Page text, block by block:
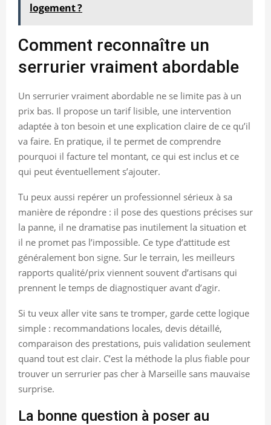
logement ?
Comment reconnaître un
serrurier vraiment abordable
Un serrurier vraiment abordable ne se limite pas à un
prix bas. Il propose un tarif lisible, une intervention
adaptée à ton besoin et une explication claire de ce qu’il
va faire. En pratique, il te permet de comprendre
pourquoi il facture tel montant, ce qui est inclus et ce
qui peut éventuellement s’ajouter.
Tu peux aussi repérer un professionnel sérieux à sa
manière de répondre : il pose des questions précises sur
la panne, il ne dramatise pas inutilement la situation et
il ne promet pas l’impossible. Ce type d’attitude est
généralement bon signe. Sur le terrain, les meilleurs
rapports qualité/prix viennent souvent d’artisans qui
prennent le temps de diagnostiquer avant d’agir.
Si tu veux aller vite sans te tromper, garde cette logique
simple : recommandations locales, devis détaillé,
comparaison des prestations, puis validation seulement
quand tout est clair. C’est la méthode la plus fiable pour
trouver un serrurier pas cher à Marseille sans mauvaise
surprise.
La bonne question à poser au